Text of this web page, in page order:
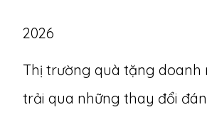
2026
Thị trường quà tặng doanh
trải qua những thay đổi